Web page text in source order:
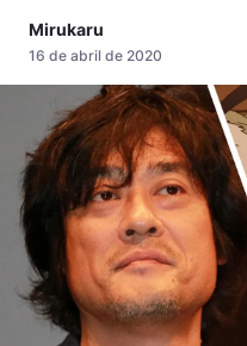
Mirukaru
16 de abril de 2020